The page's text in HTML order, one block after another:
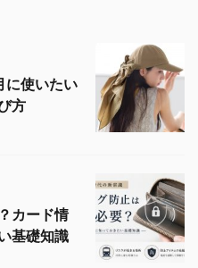
に使いたい
方
カード情
基礎知識